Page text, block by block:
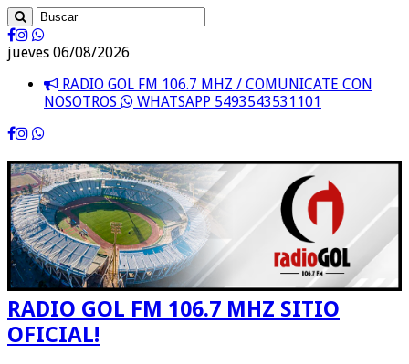
jueves 06/08/2026
RADIO GOL FM 106.7 MHZ / COMUNICATE CON
NOSOTROS
WHATSAPP 5493543531101
RADIO GOL FM 106.7 MHZ SITIO
OFICIAL!